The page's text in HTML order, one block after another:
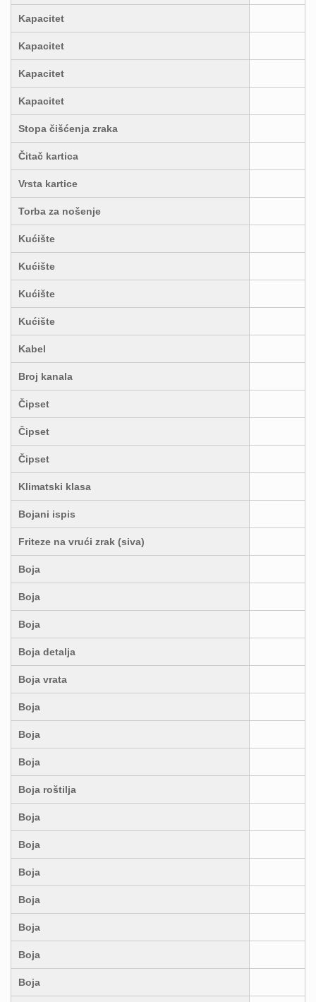
Kapacitet
Kapacitet
Kapacitet
Kapacitet
Stopa čišćenja zraka
Čitač kartica
Vrsta kartice
Torba za nošenje
Kućište
Kućište
Kućište
Kućište
Kabel
Broj kanala
Čipset
Čipset
Čipset
Klimatski klasa
Bojani ispis
Friteze na vrući zrak (siva)
Boja
Boja
Boja
Boja detalja
Boja vrata
Boja
Boja
Boja
Boja roštilja
Boja
Boja
Boja
Boja
Boja
Boja
Boja